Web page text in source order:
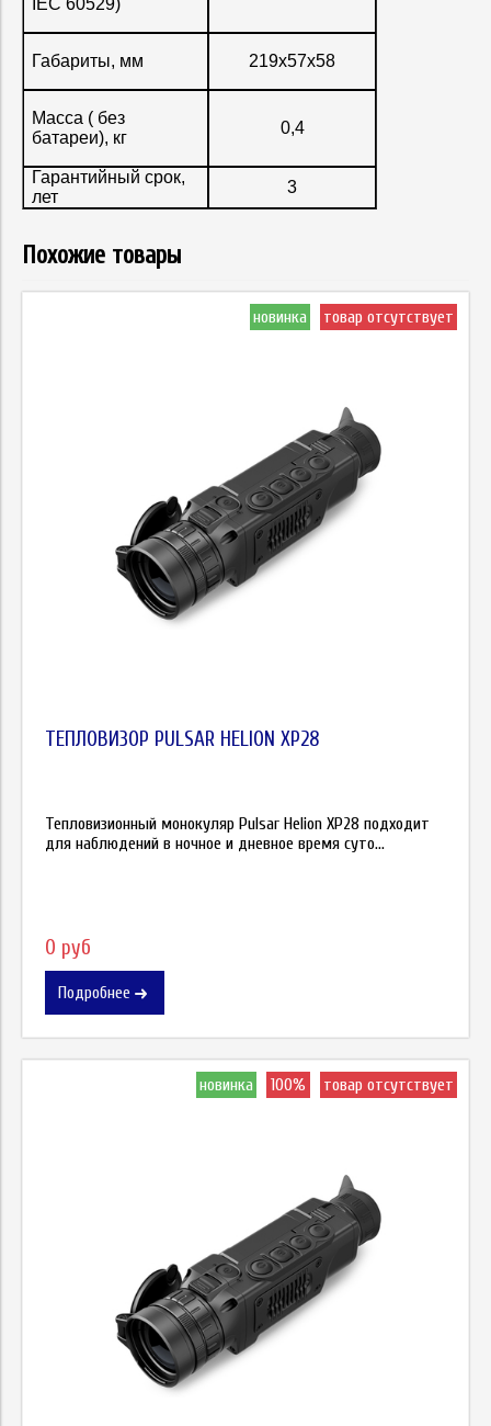
Габариты, мм 219x57x58
Масса ( без
батареи), кг
0,4
Гарантийный срок,
лет
3
Похожие товары
новинка товар отсутствует
ТЕПЛОВИЗОР PULSAR HELION XP28
Тепловизионный монокуляр Pulsar Helion XP28 подходит
для наблюдений в ночное и дневное время суто...
0 руб
Подробнее
новинка 100% товар отсутствует